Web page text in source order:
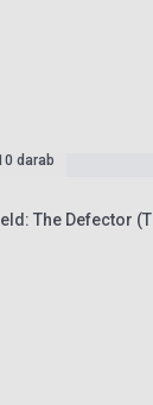
darab
The Defector